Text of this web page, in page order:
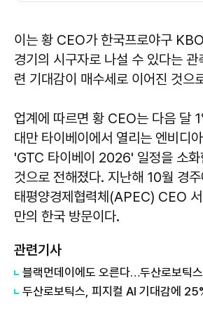
이는 황 CEO가 한국프로야구
경기의 시구자로 나설 수 있다는
련 기대감이 매수세로 이어진 것으
업계에 따르면 황 CEO는 다음 달
대만 타이베이에서 열리는 엔비디
'GTC 타이베이 2026' 일정을 소화
것으로 전해졌다. 지난해 10월 경
태평양경제협력체(APEC) CEO
만의 한국 방문이다.
관련기사